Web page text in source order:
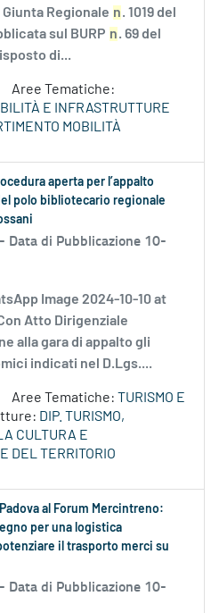
Regionale n. 1019 del
sul BURP n. 69 del
di...
Aree Tematiche:
E INFRASTRUTTURE
MOBILITÀ
aperta per l’appalto
polo bibliotecario regionale
Data di Pubblicazione 10-
Image 2024-10-10 at
Atto Dirigenziale
alla gara di appalto gli
indicati nel D.Lgs....
Aree Tematiche: TURISMO E
DIP. TURISMO,
CULTURA E
DEL TERRITORIO
al Forum Mercintreno:
per una logistica
il trasporto merci su
Data di Pubblicazione 10-